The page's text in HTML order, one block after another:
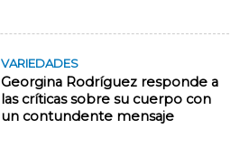
VARIEDADES
Georgina Rodríguez responde a
las críticas sobre su cuerpo con
un contundente mensaje